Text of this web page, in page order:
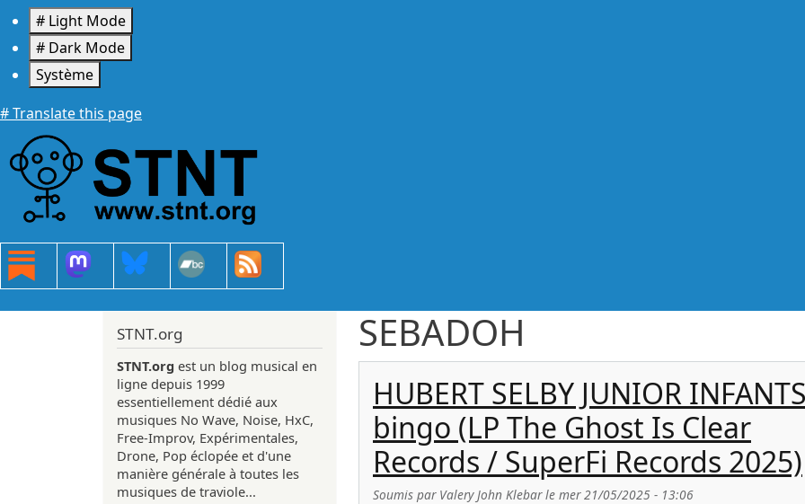
Aller au contenu principal
# Light Mode
# Dark Mode
Système
# Translate this page
SEBADOH
HUBERT SELBY JUNIOR INFANTS
bingo (LP The Ghost Is Clear
Records / SuperFi Records 2025)
Soumis par Valery John Klebarle mer 21/05/2025 - 13:06
STNT.org
STNT.org est un blog musical en
ligne depuis 1999
essentiellement dédié aux
musiques No Wave, Noise, HxC,
Free-Improv, Expérimentales,
Drone, Pop éclopée et d'une
manière générale à toutes les
musiques de traviole...